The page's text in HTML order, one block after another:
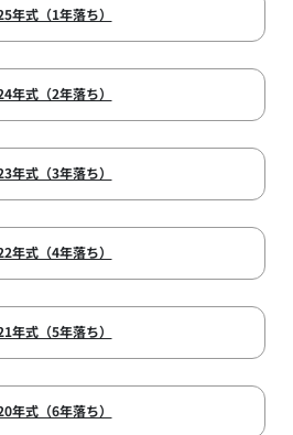
年式（1年落ち）
年式（2年落ち）
年式（3年落ち）
年式（4年落ち）
年式（5年落ち）
年式（6年落ち）